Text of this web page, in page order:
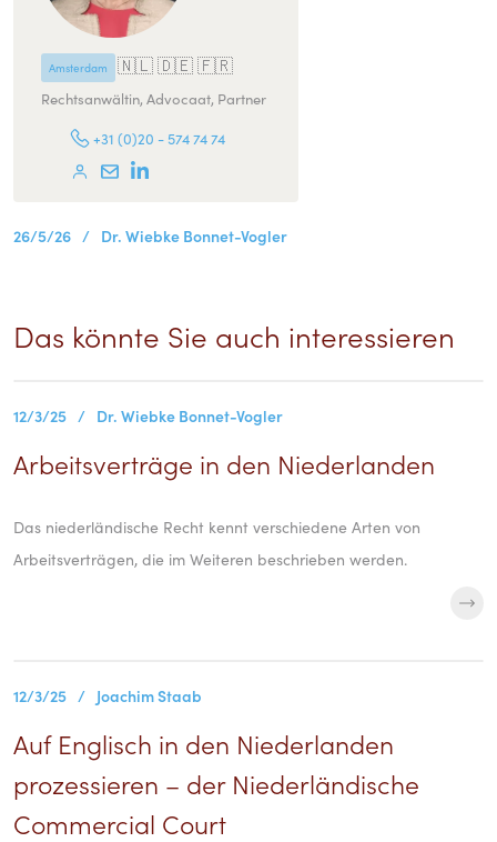
Amsterdam 🇳🇱 🇩🇪 🇫🇷
Rechtsanwältin, Advocaat, Partner
+31 (0)20 - 574 74 74
26/5/26 / Dr. Wiebke Bonnet-Vogler
Das könnte Sie auch interessieren
12/3/25 / Dr. Wiebke Bonnet-Vogler
Arbeitsverträge in den Niederlanden
Das niederländische Recht kennt verschiedene Arten von
Arbeitsverträgen, die im Weiteren beschrieben werden.
12/3/25 / Joachim Staab
Auf Englisch in den Niederlanden
prozessieren – der Niederländische
Commercial Court